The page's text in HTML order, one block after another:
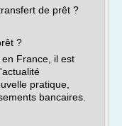
de prêt ?
?
France, il est
pratique,
bancaires.